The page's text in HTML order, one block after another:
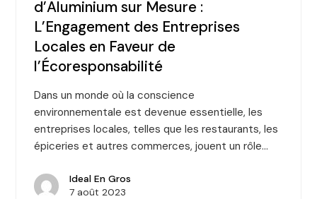
d’Aluminium sur Mesure :
L’Engagement des Entreprises
Locales en Faveur de
l’Écoresponsabilité
Dans un monde où la conscience
environnementale est devenue essentielle, les
entreprises locales, telles que les restaurants, les
épiceries et autres commerces, jouent un rôle…
Ideal En Gros
7 août 2023